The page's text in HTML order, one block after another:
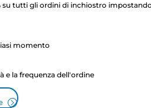
su tutti gli ordini di inchiostro
momento
e la frequenza dell'ordine